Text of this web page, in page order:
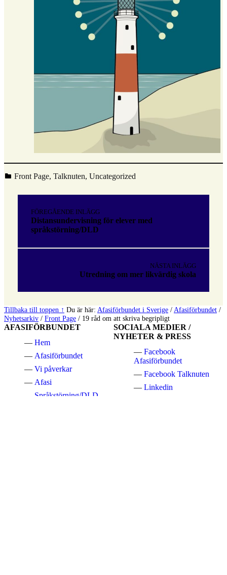
Kategoriserad i:
Front Page, Talknuten, Uncategorized
tillbaka
huvudnavigeringen
FÖREGÅENDE INLÄGG
Distansundervisning för elever med
språkstörning/DLD
NÄSTA INLÄGG
Utredning om mer likvärdig skola
Tillbaka till toppen ↑ Du är här: Afasiförbundet i Sverige /Afasiförbundet /
Nyhetsarkiv / Front Page / 19 råd om att skriva begripligt
AFASIFÖRBUNDET
Hem
Afasiförbundet
Vi påverkar
Afasi
Språkstörning/DLD
SOCIALA MEDIER /
NYHETER & PRESS
Facebook
Afasiförbundet
Facebook Talknuten
Linkedin